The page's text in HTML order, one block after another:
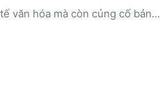
văn hóa mà còn củng cố bản...